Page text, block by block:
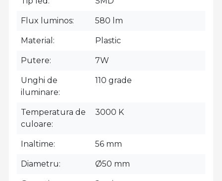
Flux luminos 580 lm
Material Plastic
Putere 7W
Unghi de
iluminare
110 grade
Temperatura de
culoare
3000 K
Inaltime 56 mm
Diametru Ø50 mm